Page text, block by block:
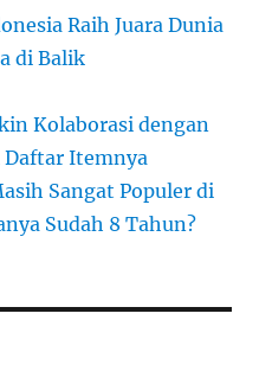
Raih Juara Dunia
di Balik
Kolaborasi dengan
Daftar Itemnya
Sangat Populer di
Sudah 8 Tahun?